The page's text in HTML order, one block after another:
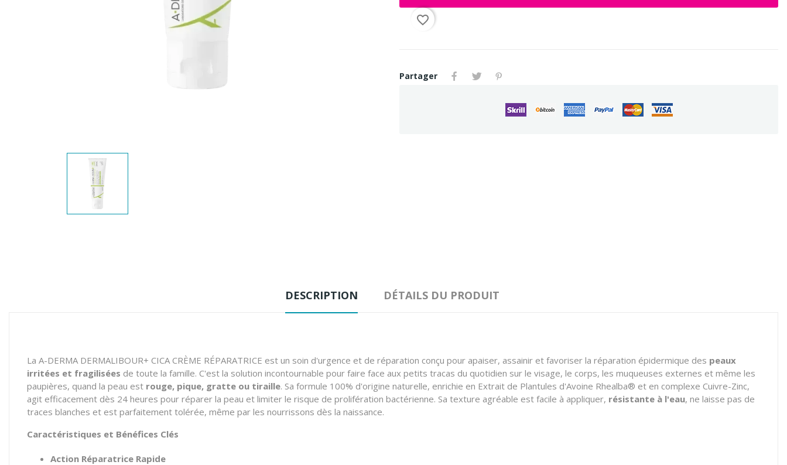
favorite_border
Partager
DESCRIPTION DÉTAILS DU PRODUIT
La A-DERMA DERMALIBOUR+ CICA CRÈME RÉPARATRICE est un soin d'urgence et de réparation conçu pour apaiser, assainir et favoriser la réparation épidermique des peaux
irritées et fragilisées de toute la famille. C'est la solution incontournable pour faire face aux petits tracas du quotidien sur le visage, le corps, les muqueuses externes et même les
paupières, quand la peau est rouge, pique, gratte ou tiraille. Sa formule 100% d'origine naturelle, enrichie en Extrait de Plantules d'Avoine Rhealba® et en complexe Cuivre-Zinc,
agit efficacement dès 24 heures pour réparer la peau et limiter le risque de prolifération bactérienne. Sa texture agréable est facile à appliquer, résistante à l'eau, ne laisse pas de
traces blanches et est parfaitement tolérée, même par les nourrissons dès la naissance.
Caractéristiques et Bénéfices Clés
Action Réparatrice Rapide